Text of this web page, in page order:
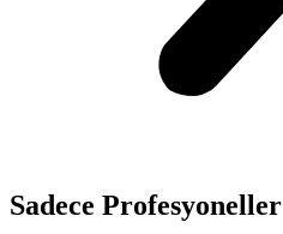
Sadece Profesyoneller